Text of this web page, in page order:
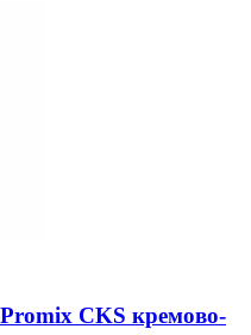
CKS кремово-